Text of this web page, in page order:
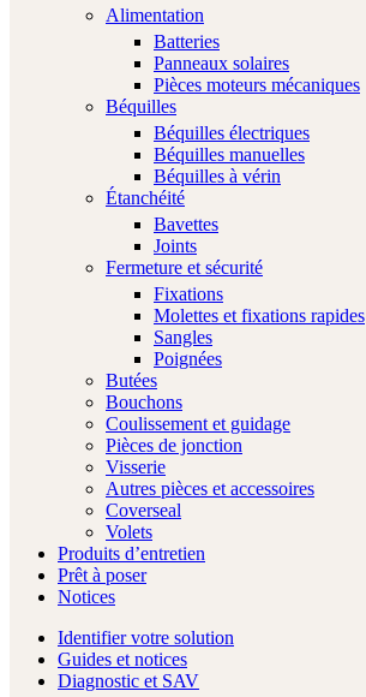
Alimentation
Batteries
Panneaux solaires
Pièces moteurs mécaniques
Béquilles
Béquilles électriques
Béquilles manuelles
Béquilles à vérin
Étanchéité
Bavettes
Joints
Fermeture et sécurité
Fixations
Molettes et fixations rapides
Sangles
Poignées
Butées
Bouchons
Coulissement et guidage
Pièces de jonction
Visserie
Autres pièces et accessoires
Coverseal
Volets
Produits d’entretien
Prêt à poser
Notices
Identifier votre solution
Guides et notices
Diagnostic et SAV